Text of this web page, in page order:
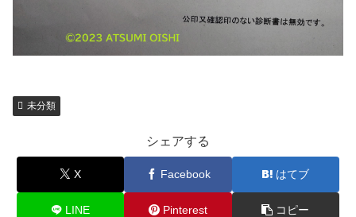
未分類
シェアする
X Facebook はてブ
LINE Pinterest コピー